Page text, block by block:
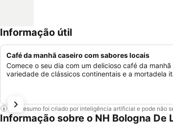
Informação útil
Café da manhã caseiro com sabores locais
Comece o seu dia com um delicioso café da
variedade de clássicos continentais e a mortadela
Este resumo foi criado por inteligência artificial e pode não
Informação sobre o NH Bologna De